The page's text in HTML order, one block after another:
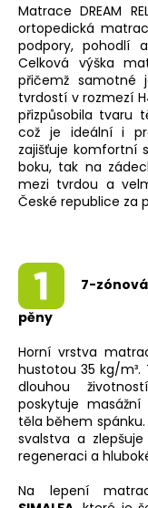
Matrace DREAM
ortopedická
podpory, pohodlí
Celková výška
přičemž samotné
tvrdostí v rozmezí
přizpůsobila tvaru
což je ideální i
zajišťuje komfortní
boku, tak na
mezi tvrdou a
České republice za
7-
pěny
Horní vrstva
hustotou 35 kg/
dlouhou
poskytuje
těla během
svalstva a
regeneraci a
Na lepení